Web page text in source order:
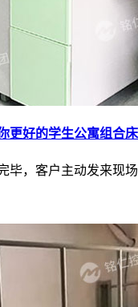
更好的学生公寓组合床
毕，客户主动发来现